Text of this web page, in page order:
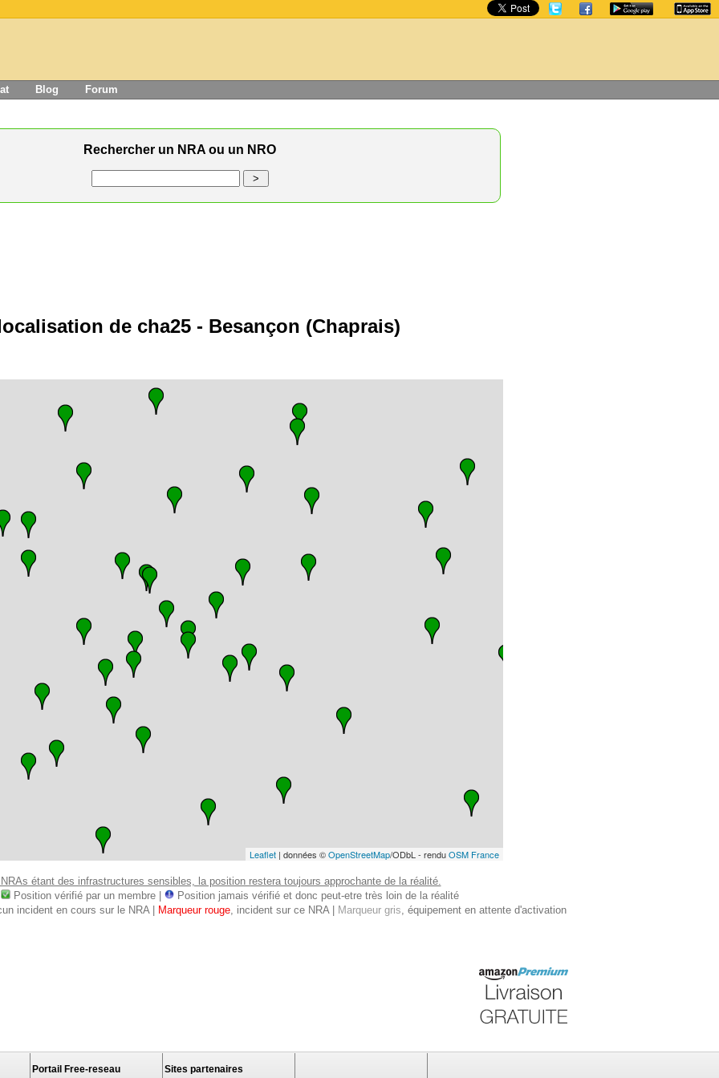
Blog Forum
Rechercher un NRA ou un NRO
de cha25 - Besançon (Chaprais)
Leaflet | données ©OpenStreetMap/ODbL - renduOSM France
étant des infrastructures sensibles, la position restera toujours approchante de la réalité.
Position vérifié par un membre |
Position jamais vérifié et donc peut-etre très loin de la réalité
incident en cours sur le NRA |
Marqueur rouge, incident sur ce NRA | Marqueur gris, équipement en attente d'activation
Portail Free-reseau Sites partenaires